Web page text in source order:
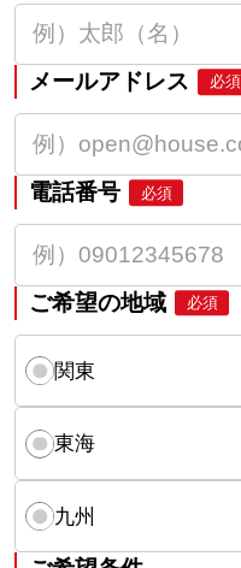
メールアドレス 必須
電話番号 必須
ご希望の地域 必須
関東
東海
九州